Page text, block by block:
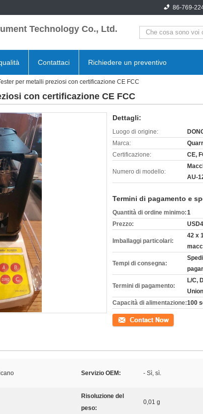
86-769-
Technology Co., Ltd.
Contattaci Richiedere un preventivo
per metalli preziosi con certificazione CE FCC
con certificazione CE FCC
Dettagli:
Luogo di origine:
Marca:
Certificazione:
CE,
Numero di modello:
AU-
Termini di pagamento e
Quantità di ordine minimo:1
Prezzo:
Imballaggi particolari:
42 x
Tempi di consegna:
Termini di pagamento:
L/C,
Capacità di alimentazione:100
Contatto
Servizio OEM: - Sì, sì.
Risoluzione del
peso:
0,01 g